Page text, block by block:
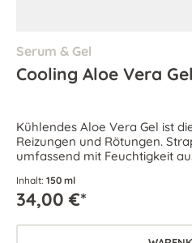
Serum & Gel
Cooling Aloe Vera Gel
Kühlendes Aloe Vera Gel ist
Reizungen und Rötungen.
umfassend mit Feuchtigkeit
Inhalt: 150 ml
34,00 €*